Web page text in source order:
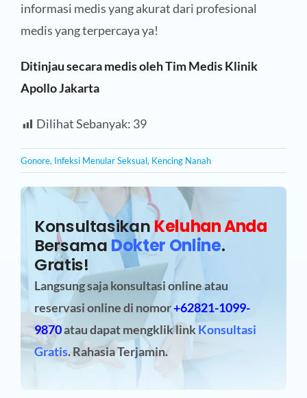
informasi medis yang akurat dari profesional
medis yang terpercaya ya!
Ditinjau secara medis oleh Tim Medis Klinik
Apollo Jakarta
Dilihat Sebanyak: 39
Gonore, Infeksi Menular Seksual, Kencing Nanah
Konsultasikan Keluhan Anda
BersamaDokter Online.
Gratis!
Langsung saja konsultasi online atau
reservasi onlinedi nomor+62821-1099-
9870atau dapat mengklik linkKonsultasi
Gratis. Rahasia Terjamin.